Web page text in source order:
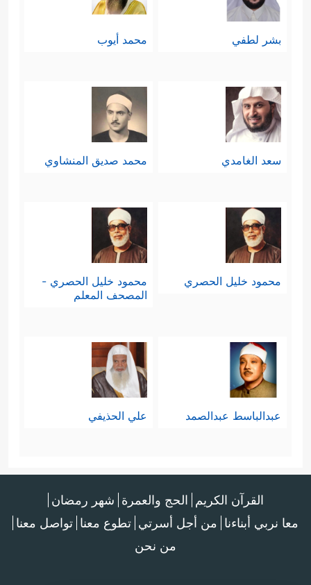
بشر لطفي محمد أيوب
سعد الغامدي محمد صديق المنشاوي
محمود خليل الحصري
محمود خليل الحصري -
المصحف المعلم
عبدالباسط عبدالصمد علي الحذيفي
القرآن الكريم الحج والعمرة شهر رمضان
معا نربي أبناءنا من أجل أسرتي تطوع معنا تواصل معنا
من نحن